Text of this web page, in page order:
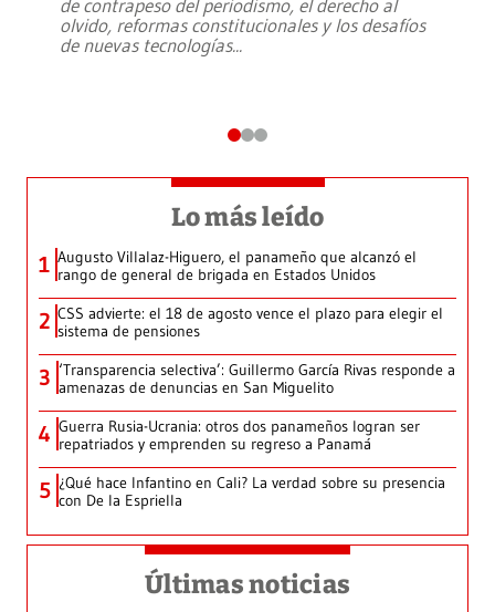
de contrapeso del periodismo, el derecho al
olvido, reformas constitucionales y los desafíos
de nuevas tecnologías...
Lo más leído
1 Augusto Villalaz-Higuero, el panameño que alcanzó el
rango de general de brigada en Estados Unidos
2 CSS advierte: el 18 de agosto vence el plazo para elegir el
sistema de pensiones
3 ‘Transparencia selectiva’: Guillermo García Rivas responde a
amenazas de denuncias en San Miguelito
4 Guerra Rusia-Ucrania: otros dos panameños logran ser
repatriados y emprenden su regreso a Panamá
5 ¿Qué hace Infantino en Cali? La verdad sobre su presencia
con De la Espriella
Últimas noticias